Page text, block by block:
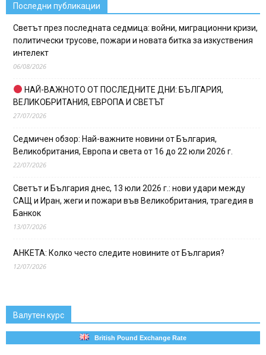
Последни публикации
Светът през последната седмица: войни, миграционни кризи,
политически трусове, пожари и новата битка за изкуствения
интелект
06/08/2026
НАЙ-ВАЖНОТО ОТ ПОСЛЕДНИТЕ ДНИ: БЪЛГАРИЯ,
ВЕЛИКОБРИТАНИЯ, ЕВРОПА И СВЕТЪТ
27/07/2026
Седмичен обзор: Най-важните новини от България,
Великобритания, Европа и света от 16 до 22 юли 2026 г.
22/07/2026
Светът и България днес, 13 юли 2026 г.: нови удари между
САЩ и Иран, жеги и пожари във Великобритания, трагедия в
Банкок
13/07/2026
АНКЕТА: Колко често следите новините от България?
12/07/2026
Валутен курс
British Pound Exchange Rate